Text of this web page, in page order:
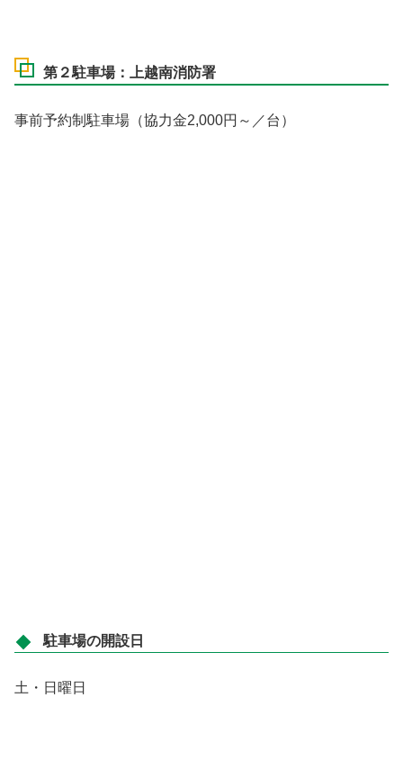
第２駐車場：上越南消防署
事前予約制駐車場（協力金2,000円～／台）
駐車場の開設日
土・日曜日